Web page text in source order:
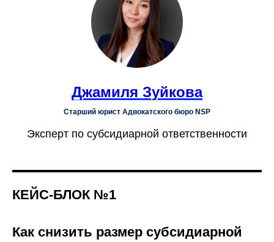
Джамиля Зуйкова
Старший юрист Адвокатского бюро NSP
Эксперт по субсидиарной ответственности
КЕЙС-БЛОК №1
Как снизить размер субсидиарной